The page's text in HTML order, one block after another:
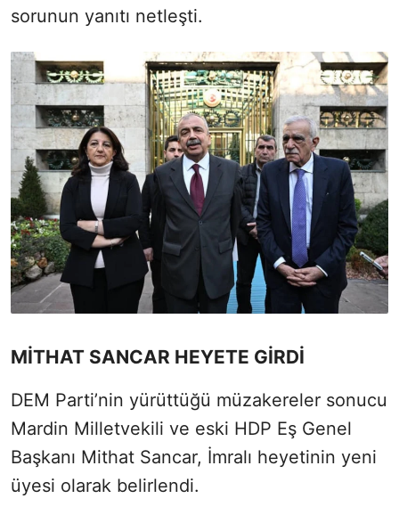
sorunun yanıtı netleşti.
MİTHAT SANCAR HEYETE GİRDİ
DEM Parti’nin yürüttüğü müzakereler sonucu
Mardin Milletvekili ve eski HDP Eş Genel
Başkanı Mithat Sancar, İmralı heyetinin yeni
üyesi olarak belirlendi.